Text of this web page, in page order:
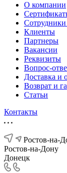
О компании
Клиенты
Партнеры
Вакансии
Реквизиты
Вопрос-
Доставка и
Возврат и
Статьи
Контакты
Ростов-на-
Ростов-на-Дону
Донецк